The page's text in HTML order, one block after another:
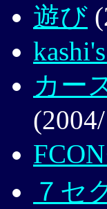
遊び
カー
７セ